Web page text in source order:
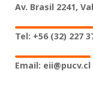
Av. Brasil 2241,
Tel: +56 (32) 227
Email: eii@pucv.cl